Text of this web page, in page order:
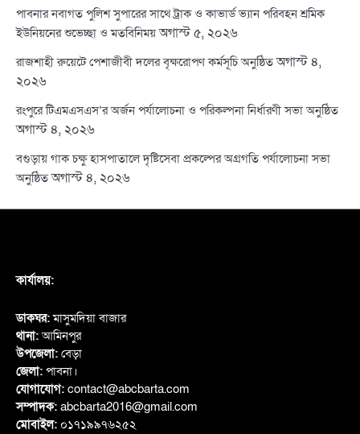
পাবনার নবাগত পুলিশ সুপারের সাথে ট্রাক ও কাভার্ড ভ্যান পরিবহন শ্রমিক
ইউনিয়নের শুভেচ্ছা ও মতবিনিময় অগাস্ট ৫, ২০২৬
রাজশাহী রুয়েটে পেশাজীবী দলের বৃক্ষরোপণ কর্মসূচি অনুষ্ঠিত অগাস্ট ৪,
২০২৬
রংপুরে টিএমএসএস’র অর্জন পর্যালোচনা ও পরিকল্পনা নির্ধারণী সভা অনুষ্ঠিত
অগাস্ট ৪, ২০২৬
বগুড়ায় গাক চক্ষু হাসপাতালে দৃষ্টিসেবা প্রকল্পের অগ্রগতি পর্যালোচনা সভা
অনুষ্ঠিত অগাস্ট ৪, ২০২৬
কার্যালয়:
ডাকঘর:মাসুমদিয়া বাজার
থানা:আমিনপুর
উপজেলা: বেড়া
জেলা: পাবনা।
যোগাযোগ: contact@abcbarta.com
সম্পাদক: abcbarta2016@gmail.com
মোবাইল: ০১৭১৯৯৭৬২৫২